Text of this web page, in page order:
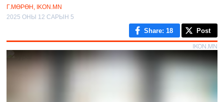
Г.МӨРӨН, IKON.MN
2025 ОНЫ 12 САРЫН 5
Share: 18 Post
IKON.MN